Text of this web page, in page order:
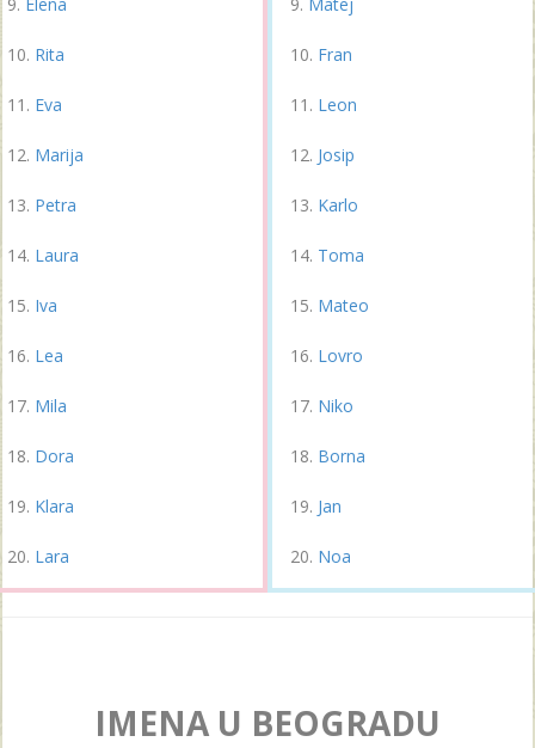
Rita
Eva
Marija
Petra
Laura
Iva
Lea
Mila
Dora
Klara
Lara
Fran
Leon
Josip
Karlo
Toma
Mateo
Lovro
Niko
Borna
Jan
Noa
IMENA U BEOGRADU